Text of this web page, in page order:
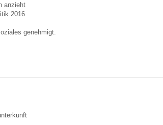
anzieht
2016
genehmigt.